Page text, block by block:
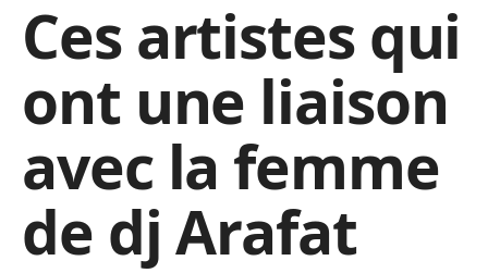
Ces artistes qui
ont une liaison
avec la femme
de dj Arafat